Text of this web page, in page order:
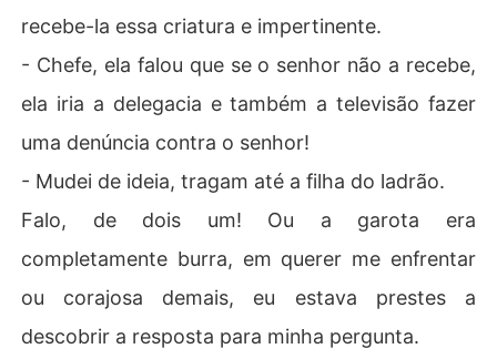
recebe-la essa criatura e impertinente.
- Chefe, ela falou que se o senhor não a recebe,
ela iria a delegacia e também a televisão fazer
uma denúncia contra o senhor!
- Mudei de ideia, tragam até a filha do ladrão.
Falo, de dois um! Ou a garota era
completamente burra, em querer me enfrentar
ou corajosa demais, eu estava prestes a
descobrir a resposta para minha pergunta.